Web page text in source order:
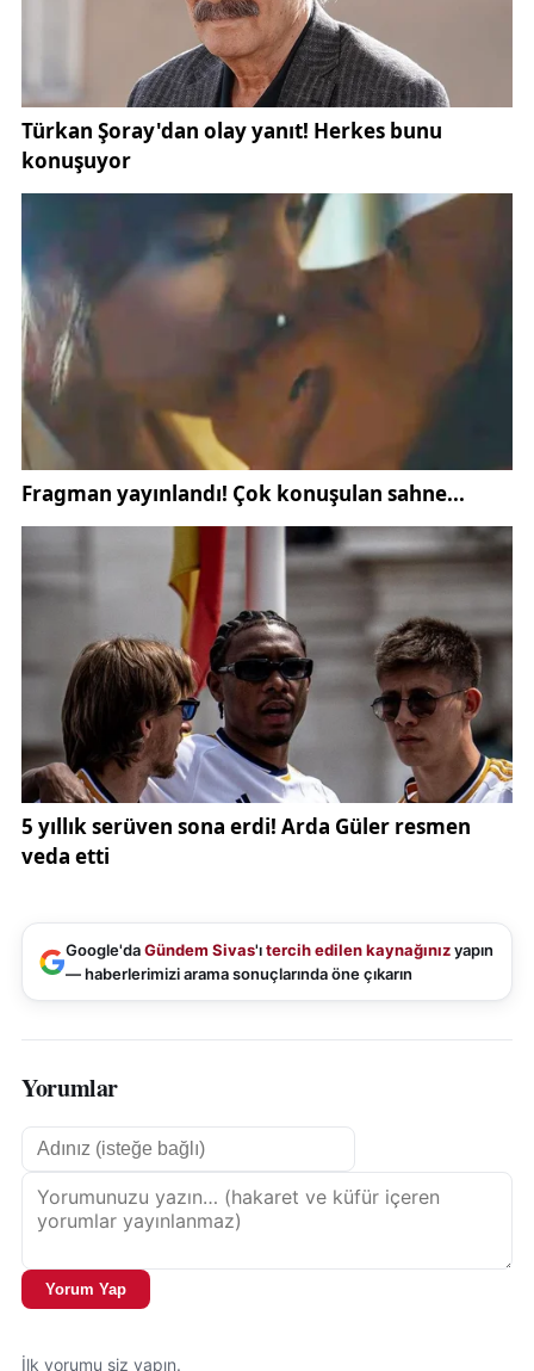
Google'daGündem Sivas'ıtercih edilen kaynağınızyapın
— haberlerimizi arama sonuçlarında öne çıkarın
Yorumlar
Yorum Yap
İlk yorumu siz yapın.